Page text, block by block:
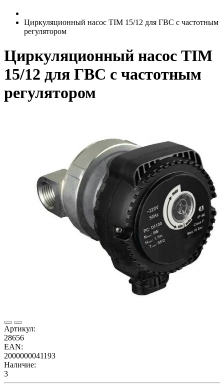
Циркуляционный насос TIM 15/12 для ГВС с частотным
регулятором
Циркуляционный насос TIM
15/12 для ГВС с частотным
регулятором
Артикул:
28656
EAN:
2000000041193
Наличие:
3